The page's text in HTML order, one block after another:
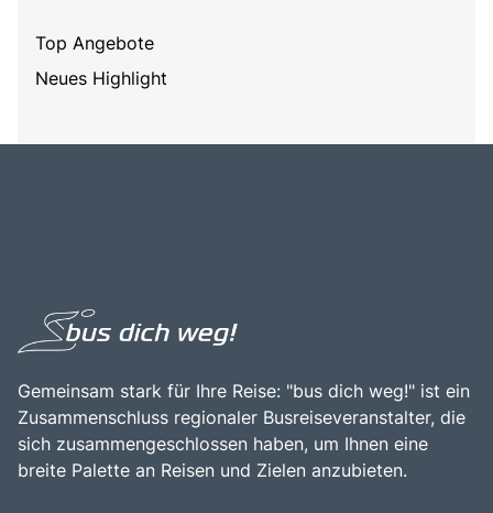
Top Angebote
Neues Highlight
Gemeinsam stark für Ihre Reise: "bus dich weg!" ist ein
Zusammenschluss regionaler Busreiseveranstalter, die
sich zusammengeschlossen haben, um Ihnen eine
breite Palette an Reisen und Zielen anzubieten.